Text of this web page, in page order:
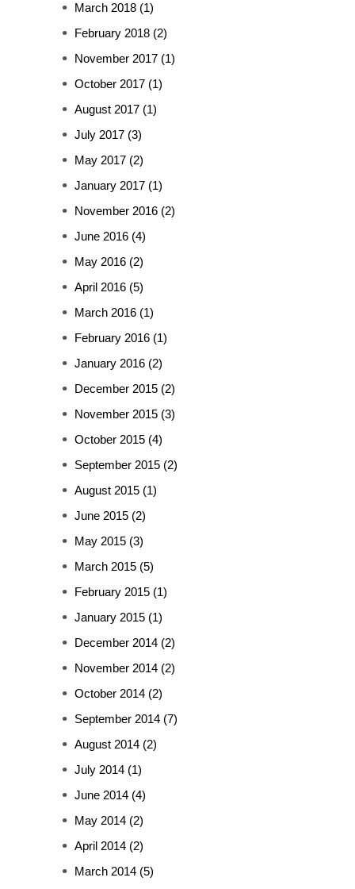
March 2018 (1)
February 2018 (2)
November 2017 (1)
October 2017 (1)
August 2017 (1)
July 2017 (3)
May 2017 (2)
January 2017 (1)
November 2016 (2)
June 2016 (4)
May 2016 (2)
April 2016 (5)
March 2016 (1)
February 2016 (1)
January 2016 (2)
December 2015 (2)
November 2015 (3)
October 2015 (4)
September 2015 (2)
August 2015 (1)
June 2015 (2)
May 2015 (3)
March 2015 (5)
February 2015 (1)
January 2015 (1)
December 2014 (2)
November 2014 (2)
October 2014 (2)
September 2014 (7)
August 2014 (2)
July 2014 (1)
June 2014 (4)
May 2014 (2)
April 2014 (2)
March 2014 (5)